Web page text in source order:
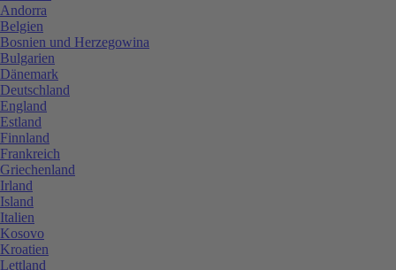
Andorra
Belgien
Bosnien und Herzegowina
Bulgarien
Dänemark
Deutschland
England
Estland
Finnland
Frankreich
Griechenland
Irland
Island
Italien
Kosovo
Kroatien
Lettland